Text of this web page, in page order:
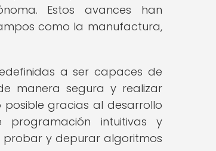
Estos avances han
como la manufactura,
a ser capaces de
manera segura y realizar
posible gracias al desarrollo
programación intuitivas y
probar y depurar algoritmos